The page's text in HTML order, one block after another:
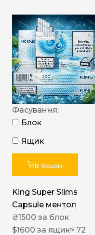
Фасування:
Блок
Ящик
В Кошик
King Super Slims
Capsule ментол
₴1500 за блок
$1600 за ящик≈ 72